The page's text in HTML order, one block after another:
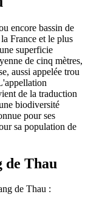
encore bassin de
France et le plus
superficie
de cinq mètres,
aussi appelée trou
de la traduction
biodiversité
pour ses
sa population de
de Thau
de Thau :